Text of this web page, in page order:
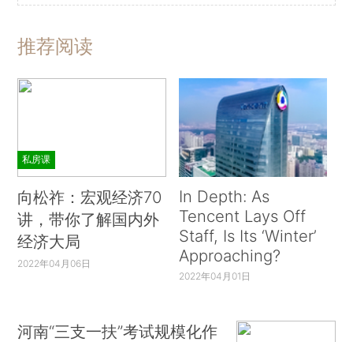
推荐阅读
私房课
向松祚：宏观经济70
讲，带你了解国内外
经济大局
2022年04月06日
In Depth: As
Tencent Lays Off
Staff, Is Its ‘Winter’
Approaching?
2022年04月01日
河南“三支一扶”考试规模化作